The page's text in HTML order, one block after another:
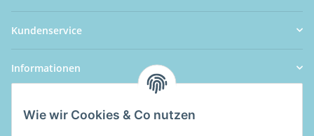
Kundenservice
Informationen
Wie wir Cookies & Co nutzen